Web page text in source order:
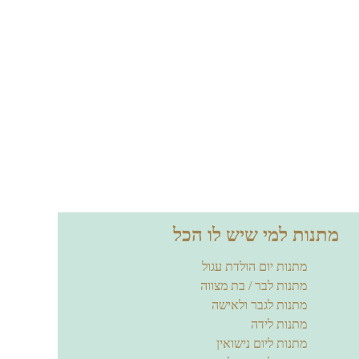
מתנות למי שיש לו הכל
מתנות יום הולדת עגול
מתנות לבר / בת מצווה
מתנות לגבר ולאישה
מתנות לידה
מתנות ליום נישואין